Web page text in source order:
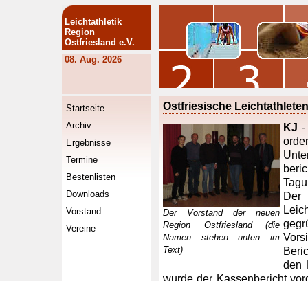
Leichtathletik
Region
Ostfriesland e.V.
08. Aug. 2026
Startseite
Archiv
Ergebnisse
Termine
Bestenlisten
Downloads
Vorstand
Vereine
Ostfriesische
Der Vorstand der neuen
Region Ostfriesland (die
Namen stehen unten im
Text)
KJ -
Der
den
wurde der Kassenbericht